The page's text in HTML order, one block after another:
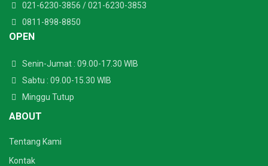
021-6230-3856 /021-6230-3853
0811-898-8850
OPEN
Senin-Jumat : 09.00-17.30 WIB
Sabtu : 09.00-15.30 WIB
Minggu Tutup
ABOUT
Tentang Kami
Kontak